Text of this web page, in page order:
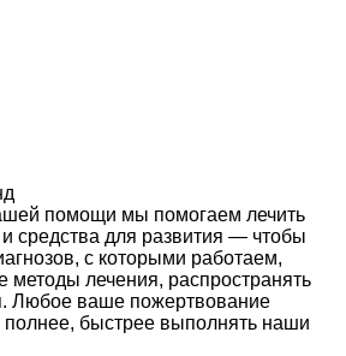
помощи мы помогаем лечить
средства для развития — чтобы
с которыми работаем,
методы лечения, распространять
Любое ваше пожертвование
быстрее выполнять наши